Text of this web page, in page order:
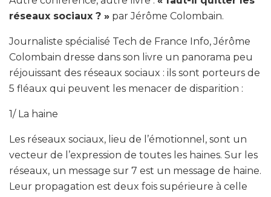
réseaux sociaux ? » par Jérôme Colombain.
Journaliste spécialisé Tech de France Info, Jérôme
Colombain dresse dans son livre un panorama peu
réjouissant des réseaux sociaux : ils sont porteurs de
5 fléaux qui peuvent les menacer de disparition :
1/ La haine
Les réseaux sociaux, lieu de l’émotionnel, sont un
vecteur de l’expression de toutes les haines. Sur les
réseaux, un message sur 7 est un message de haine.
Leur propagation est deux fois supérieure à celle